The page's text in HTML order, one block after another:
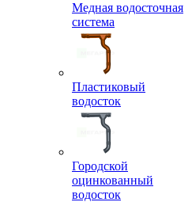
Медная водосточная
система
Пластиковый
водосток
Городской
оцинкованный
водосток